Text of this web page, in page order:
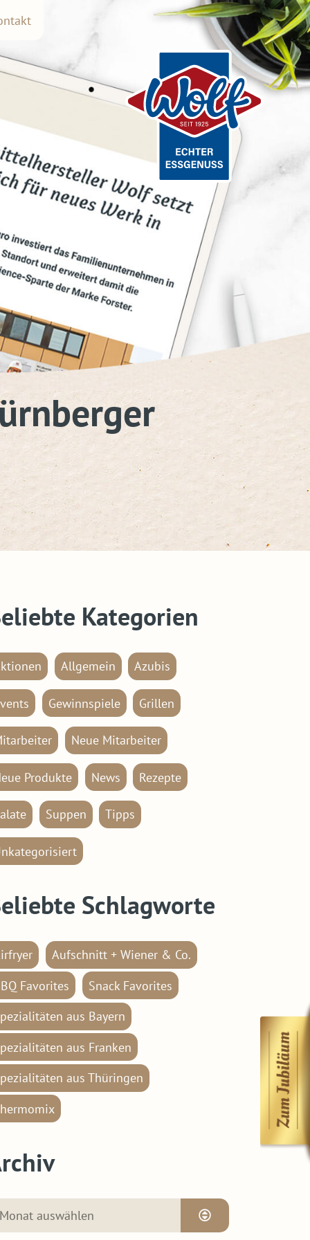
Kategorien
Allgemein Azubis
Gewinnspiele Grillen
Neue Mitarbeiter
Produkte News Rezepte
Suppen Tipps
Schlagworte
Aufschnitt + Wiener & Co.
Favorites
Snack Favorites
aus Bayern
aus Franken
aus Thüringen